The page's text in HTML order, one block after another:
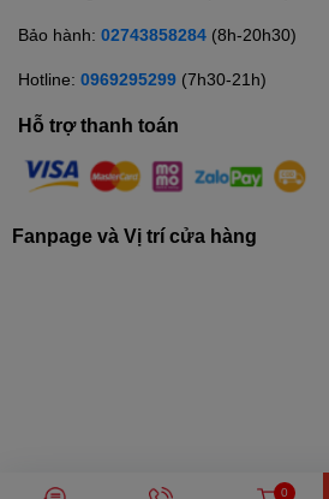
Bảo hành: 02743858284 (8h-20h30)
Hotline: 0969295299 (7h30-21h)
Hỗ trợ thanh toán
Fanpage và Vị trí cửa hàng
© Bản quyền thuộc về Siêu thị điện máy
0